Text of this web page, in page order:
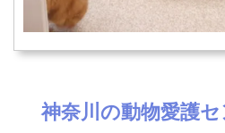
神奈川の動物愛護